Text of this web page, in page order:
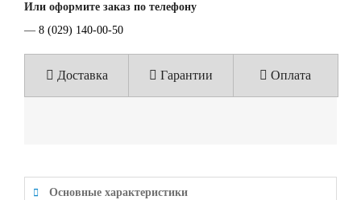
Или оформите заказ по телефону
— 8 (029) 140-00-50
Доставка Гарантии Оплата
Основные характеристики